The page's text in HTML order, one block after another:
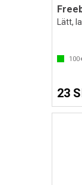
Lätt,
23